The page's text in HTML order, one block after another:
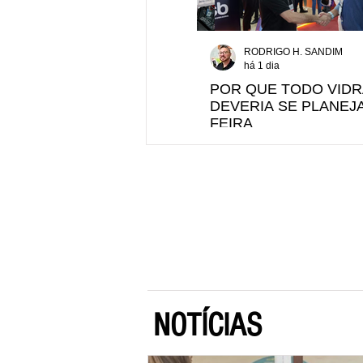
POR QUE TODO
DEVERIA SE
FEIRA
RODRIGO H. SANDIM
há 1 dia
NOTÍCIAS